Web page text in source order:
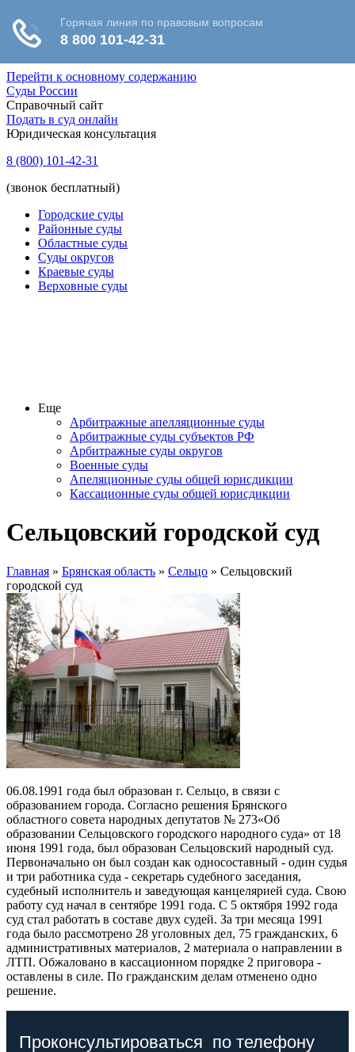
Перейти к основному содержанию
Суды России
Справочный сайт
Подать в суд онлайн
Юридическая консультация
8 (800) 101-42-31
(звонок бесплатный)
Городские суды
Районные суды
Областные суды
Суды округов
Краевые суды
Верховные суды
Еще
Арбитражные апелляционные суды
Арбитражные суды субъектов РФ
Арбитражные суды округов
Военные суды
Апеляционные суды общей юрисдикции
Кассационные суды общей юрисдикции
Сельцовский городской суд
Главная » Брянская область » Сельцо » Сельцовский
городской суд
06.08.1991 года был образован г. Сельцо, в связи с
образованием города. Согласно решения Брянского
областного совета народных депутатов № 273«Об
образовании Сельцовского городского народного суда» от 18
июня 1991 года, был образован Сельцовский народный суд.
Первоначально он был создан как односоставный - один судья
и три работника суда - секретарь судебного заседания,
судебный исполнитель и заведующая канцелярией суда. Свою
работу суд начал в сентябре 1991 года. С 5 октября 1992 года
суд стал работать в составе двух судей. За три месяца 1991
года было рассмотрено 28 уголовных дел, 75 гражданских, 6
административных материалов, 2 материала о направлении в
ЛТП. Обжаловано в кассационном порядке 2 приговора -
оставлены в силе. По гражданским делам отменено одно
решение.